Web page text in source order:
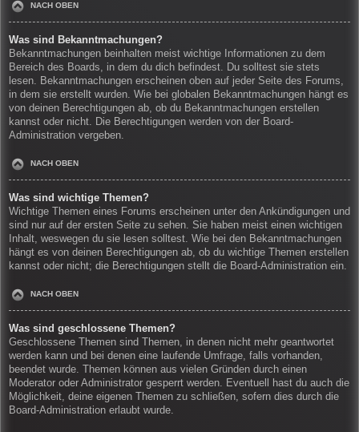
NACH OBEN
Was sind Bekanntmachungen?
Bekanntmachungen beinhalten meist wichtige Informationen zu dem
Bereich des Boards, in dem du dich befindest. Du solltest sie stets
lesen. Bekanntmachungen erscheinen oben auf jeder Seite des Forums,
in dem sie erstellt wurden. Wie bei globalen Bekanntmachungen hängt es
von deinen Berechtigungen ab, ob du Bekanntmachungen erstellen
kannst oder nicht. Die Berechtigungen werden von der Board-
Administration vergeben.
NACH OBEN
Was sind wichtige Themen?
Wichtige Themen eines Forums erscheinen unter den Ankündigungen und
sind nur auf der ersten Seite zu sehen. Sie haben meist einen wichtigen
Inhalt, weswegen du sie lesen solltest. Wie bei den Bekanntmachungen
hängt es von deinen Berechtigungen ab, ob du wichtige Themen erstellen
kannst oder nicht; die Berechtigungen stellt die Board-Administration ein.
NACH OBEN
Was sind geschlossene Themen?
Geschlossene Themen sind Themen, in denen nicht mehr geantwortet
werden kann und bei denen eine laufende Umfrage, falls vorhanden,
beendet wurde. Themen können aus vielen Gründen durch einen
Moderator oder Administrator gesperrt werden. Eventuell hast du auch die
Möglichkeit, deine eigenen Themen zu schließen, sofern dies durch die
Board-Administration erlaubt wurde.